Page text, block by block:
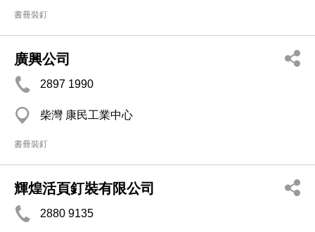
書冊裝釘
廣興公司
2897 1990
柴灣 康民工業中心
書冊裝釘
輝煌活頁釘裝有限公司
2880 9135